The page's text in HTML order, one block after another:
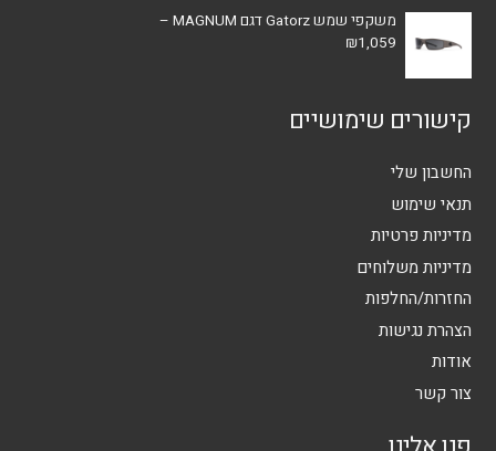
משקפי שמש Gatorz דגם MAGNUM –
₪1,059
קישורים שימושיים
החשבון שלי
תנאי שימוש
מדיניות פרטיות
מדיניות משלוחים
החזרות/החלפות
הצהרת נגישות
אודות
צור קשר